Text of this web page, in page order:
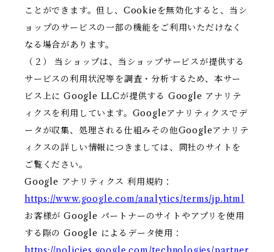
ことができます。但し、Cookieを無効化すると、当シ
ョップのサービスの一部の機能をご利用いただけなく
なる場合があります。
（２） 当ショップは、当ショップサービスが提供する
サービスの利用状況等を調査・分析するため、本サー
ビス上に Google LLCが提供する Google アナリテ
ィクスを利用しています。Googleアナリティクスでデ
ータが収集、処理される仕組みその他Googleアナリテ
ィクスの詳しい情報につきましては、同社のサイトを
ご覧ください。
Google アナリティクス 利用規約：
https://www.google.com/analytics/terms/jp.html
お客様が Google パートナーのサイトやアプリを使用
する際の Google によるデータ使用：